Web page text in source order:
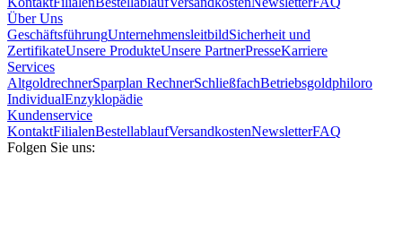
Über Uns
GeschäftsführungUnternehmensleitbildSicherheit und
ZertifikateUnsere ProdukteUnsere PartnerPresseKarriere
Services
AltgoldrechnerSparplan RechnerSchließfachBetriebsgoldphiloro
IndividualEnzyklopädie
Kundenservice
KontaktFilialenBestellablaufVersandkostenNewsletterFAQ
Folgen Sie uns: